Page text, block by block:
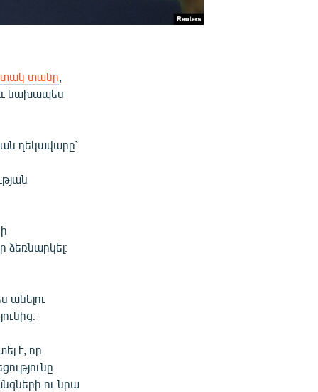
տանը,
և նախապես
ղեկավարը՝
անելու
է, որ
ու նրա